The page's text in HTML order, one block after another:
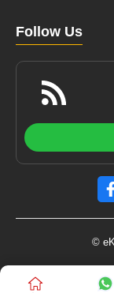
Follow Us
©